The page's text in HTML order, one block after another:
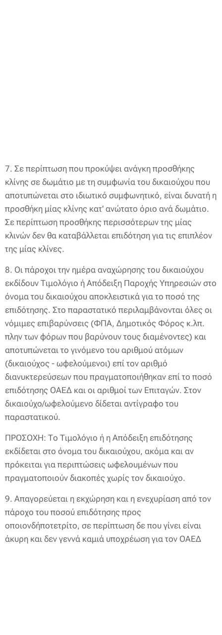
7. Σε περίπτωση που προκύψει ανάγκη προσθήκης
κλίνης σε δωμάτιο με τη συμφωνία του δικαιούχου που
αποτυπώνεται στο ιδιωτικό συμφωνητικό, είναι δυνατή η
προσθήκη μίας κλίνης κατ' ανώτατο όριο ανά δωμάτιο.
Σε περίπτωση προσθήκης περισσότερων της μίας
κλινών δεν θα καταβάλλεται επιδότηση για τις επιπλέον
της μίας κλίνες.
8. Οι πάροχοι την ημέρα αναχώρησης του δικαιούχου
εκδίδουν Τιμολόγιο ή Απόδειξη Παροχής Υπηρεσιών στο
όνομα του δικαιούχου αποκλειστικά για το ποσό της
επιδότησης. Στο παραστατικό περιλαμβάνονται όλες οι
νόμιμες επιβαρύνσεις (ΦΠΑ, Δημοτικός Φόρος κ.λπ.
πλην των φόρων που βαρύνουν τους διαμένοντες) και
αποτυπώνεται το γινόμενο του αριθμού ατόμων
(δικαιούχος - ωφελούμενοι) επί τον αριθμό
διανυκτερεύσεων που πραγματοποιήθηκαν επί το ποσό
επιδότησης ΟΑΕΔ και οι αριθμοί των Επιταγών. Στον
δικαιούχο/ωφελούμενο δίδεται αντίγραφο του
παραστατικού.
ΠΡΟΣΟΧΗ: Το Τιμολόγιο ή η Απόδειξη επιδότησης
εκδίδεται στο όνομα του δικαιούχου, ακόμα και αν
πρόκειται για περιπτώσεις ωφελουμένων που
πραγματοποιούν διακοπές χωρίς τον δικαιούχο.
9. Απαγορεύεται η εκχώρηση και η ενεχυρίαση από τον
πάροχο του ποσού επιδότησης προς
οποιονδήποτετρίτο, σε περίπτωση δε που γίνει είναι
άκυρη και δεν γεννά καμιά υποχρέωση για τον ΟΑΕΔ